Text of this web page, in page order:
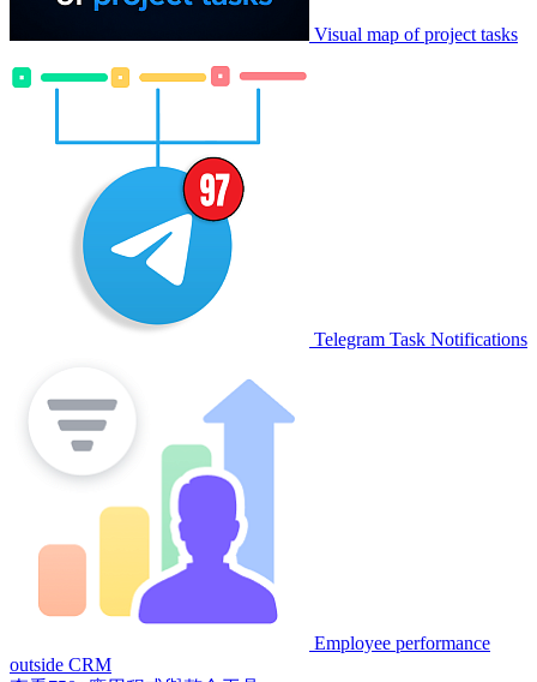
Visual map of project tasks
Telegram Task Notifications
Employee performance
outside CRM